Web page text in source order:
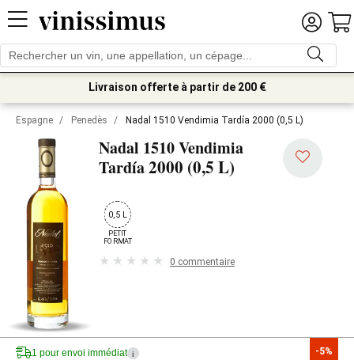
Livraison offerte à partir de 200 €
Espagne / Penedès / Nadal 1510 Vendimia Tardía 2000 (0,5 L)
Nadal 1510 Vendimia
Tardía2000 (0,5 L)
0,5 L
PETIT
FORMAT
0 commentaire
-5%
1 pour envoi immédiat i